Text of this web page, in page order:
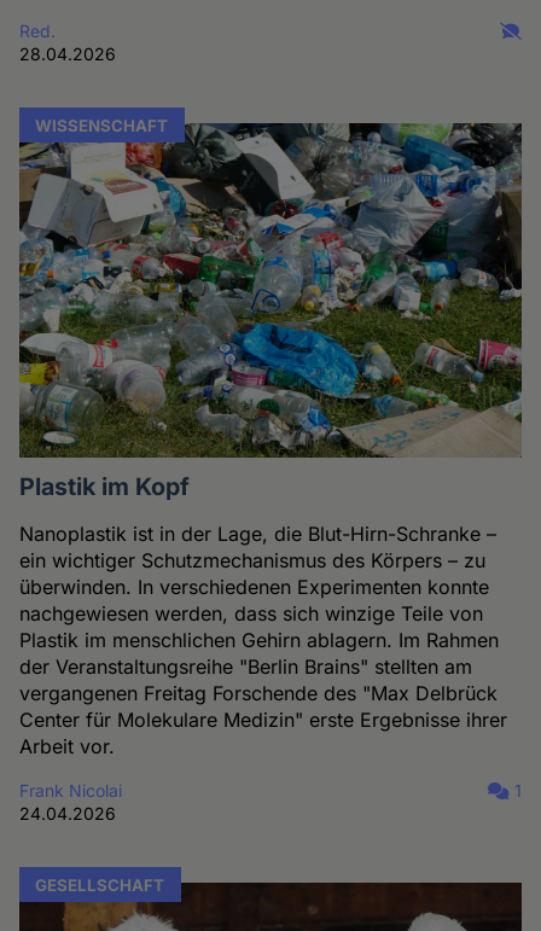
Red.
28.04.2026
WISSENSCHAFT
Plastik im Kopf
Nanoplastik ist in der Lage, die Blut-Hirn-Schranke –
ein wichtiger Schutzmechanismus des Körpers – zu
überwinden. In verschiedenen Experimenten konnte
nachgewiesen werden, dass sich winzige Teile von
Plastik im menschlichen Gehirn ablagern. Im Rahmen
der Veranstaltungsreihe "Berlin Brains" stellten am
vergangenen Freitag Forschende des "Max Delbrück
Center für Molekulare Medizin" erste Ergebnisse ihrer
Arbeit vor.
Frank Nicolai
24.04.2026
1
GESELLSCHAFT